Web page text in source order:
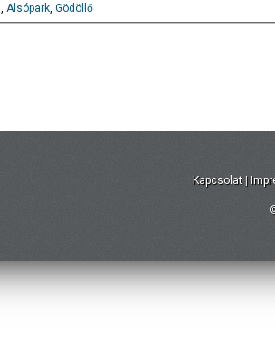
, Alsópark, Gödöllő
Kapcsolat |